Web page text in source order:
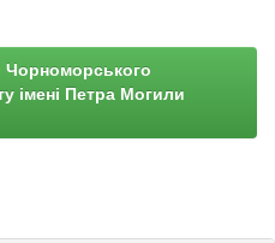
Чорноморського
імені Петра Могили